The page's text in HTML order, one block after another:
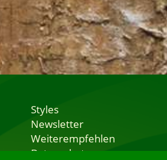
Styles
Newsletter
Weiterempfehlen
Datenschutz